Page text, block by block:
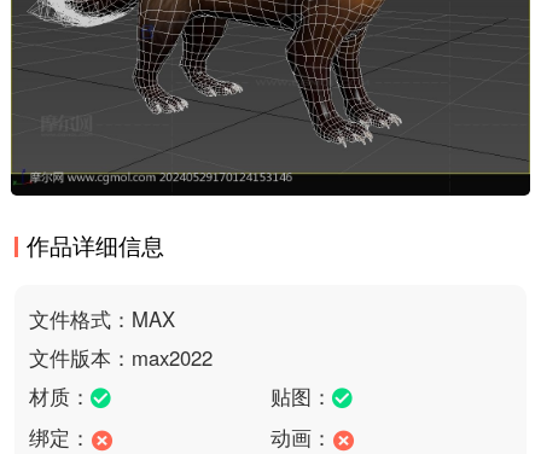
作品详细信息
文件格式：MAX
文件版本：max2022
材质：
贴图：
绑定：
动画：